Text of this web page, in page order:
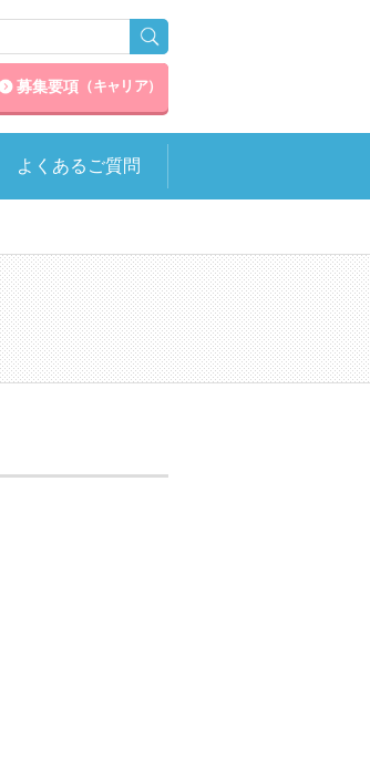
募集要項 （キャリア）
よくあるご質問